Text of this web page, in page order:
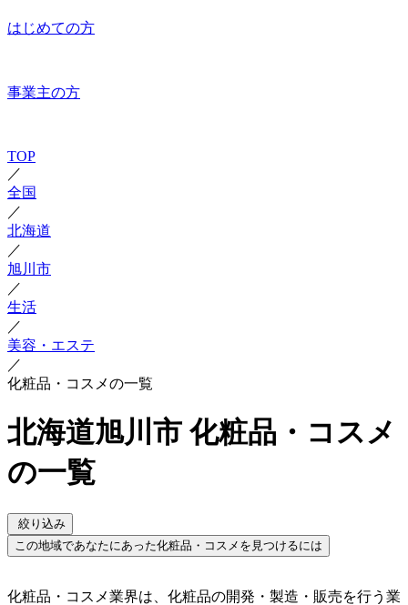
はじめての方
事業主の方
TOP
／
全国
／
北海道
／
旭川市
／
生活
／
美容・エステ
／
化粧品・コスメの一覧
北海道旭川市 化粧品・コスメ
の一覧
絞り込み
この地域であなたにあった化粧品・コスメを見つけるには
化粧品・コスメ業界は、化粧品の開発・製造・販売を行う業